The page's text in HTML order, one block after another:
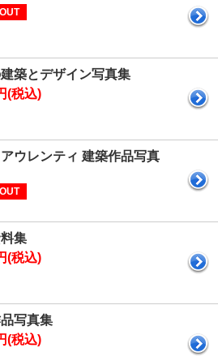
建築とデザイン写真集
(税込)
ウレンティ 建築作品写真
集
(税込)
写真集
(税込)